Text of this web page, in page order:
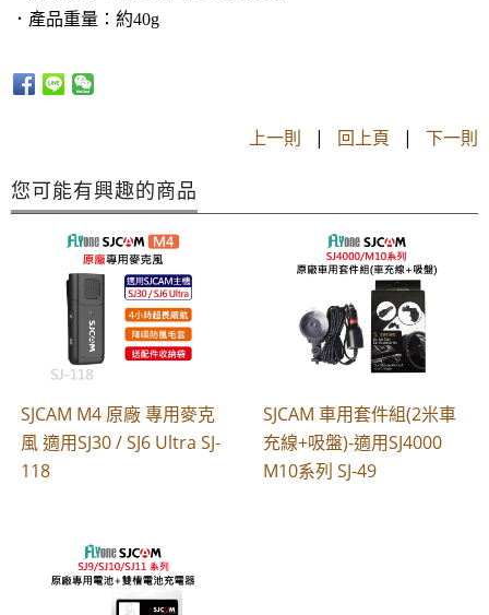
． 產品重量：約40g
上一則 | 回上頁 | 下一則
您可能有興趣的商品
SJCAM M4 原廠 專用麥克
風 適用SJ30 / SJ6 Ultra SJ-
118
SJCAM 車用套件組(2米車
充線+吸盤)-適用SJ4000
M10系列 SJ-49